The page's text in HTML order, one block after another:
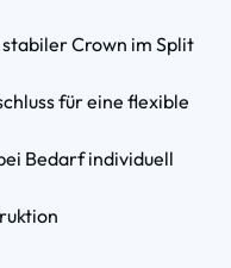
Crown im Split
für eine flexible
Bedarf individuell